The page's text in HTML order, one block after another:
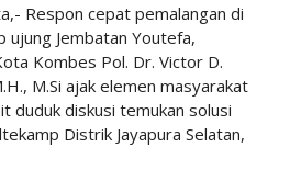
Respon cepat pemalangan di
ujung Jembatan Youtefa,
Kombes Pol. Dr. Victor D.
M.Si ajak elemen masyarakat
duduk diskusi temukan solusi
Distrik Jayapura Selatan,